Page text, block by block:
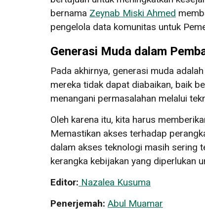
bernama Zeynab Miski Ahmed
pengelola data komunitas untuk
Generasi Muda dalam
Pada akhirnya, generasi muda
mereka tidak dapat diabaikan, baik
menangani permasalahan melalui
Oleh karena itu, kita harus
Memastikan akses terhadap
dalam akses teknologi masih sering
kerangka kebijakan yang diperlukan
Editor: Nazalea Kusuma
Penerjemah: Abul Muamar